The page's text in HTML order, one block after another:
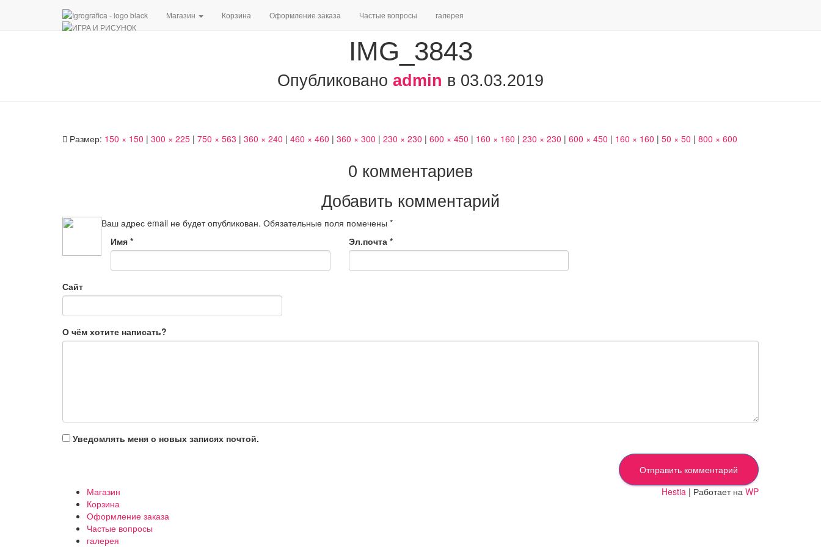
Магазин Корзина Оформление заказа Частые вопросы галерея
IMG_3843
Опубликовано admin в 03.03.2019
Размер: 150 × 150 | 300 × 225 | 750 × 563 | 360 × 240 | 460 × 460 | 360 × 300 | 230 × 230 | 600 × 450 | 160 × 160 | 230 × 230 | 600 × 450 | 160 × 160 | 50 × 50 | 800 × 600
0 комментариев
Добавить комментарий
Ваш адрес email не будет опубликован. Обязательные поля помечены *
Имя * Эл.почта *
Сайт
О чём хотите написать?
Уведомлять меня о новых записях почтой.
Магазин
Корзина
Оформление заказа
Частые вопросы
галерея
Hestia | Работает на WP